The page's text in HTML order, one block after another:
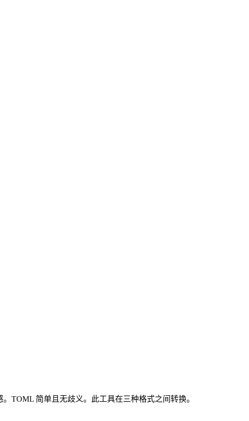
TOML 简单且无歧义。此工具在三种格式之间转换。